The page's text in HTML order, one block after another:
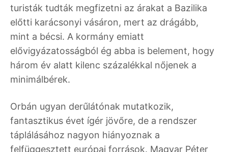
turisták tudták megfizetni az árakat a Bazilika
előtti karácsonyi vásáron, mert az drágább,
mint a bécsi. A kormány emiatt
elővigyázatosságból ég abba is belement, hogy
három év alatt kilenc százalékkal nőjenek a
minimálbérek.
Orbán ugyan derűlátónak mutatkozik,
fantasztikus évet ígér jövőre, de a rendszer
táplálásához nagyon hiányoznak a
felfüggesztett európai források. Magyar Péter